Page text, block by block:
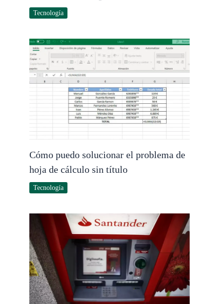
Tecnología
Cómo puedo solucionar el problema de
hoja de cálculo sin título
Tecnología